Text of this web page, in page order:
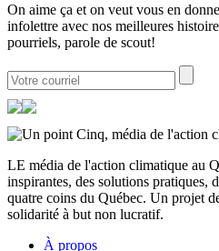
On aime ça et on veut vous en
infolettre avec nos meilleures
pourriels, parole de scout!
LE média de l'action climatique au
inspirantes, des solutions pratiques,
quatre coins du Québec. Un projet
solidarité à but non lucratif.
À propos